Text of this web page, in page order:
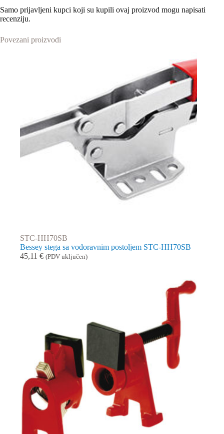
Samo prijavljeni kupci koji su kupili ovaj proizvod mogu napisati
recenziju.
Povezani proizvodi
STC-HH70SB
Bessey stega sa vodoravnim postoljem STC-HH70SB
45,11 € (PDV uključen)